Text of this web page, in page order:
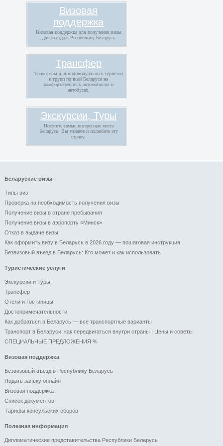
Визовая
поддержка
Визовая поддержка для получения визы
для въезда в Республику Беларусь
Трансфер
Трансферы для индивидуальных туристов
и групп по всей Беларуси на
комфортабельных автомобилях и
автобусах.
Экскурсии, Туры
Посетите самые интересные места
Беларуси. Вы узнаете и полюбите эту
страну.
Беларуские визы
Типы виз
Проверка на необходимость получения визы
Получение визы в стране пребывания
Получение визы в аэропорту «Минск»
Отказ в выдаче визы
Как оформить визу в Беларусь в 2026 году — пошаговая инструкция
Безвизовый въезд в Беларусь: Кто может и как использовать
Туристические услуги
Экскурсии и Туры
Трансфер
Отели и Гоcтиницы
Достопримечательности
Как добраться в Беларусь — все транспортные варианты
Транспорт в Беларуси: как передвигаться внутри страны | Цены и советы
СПЕЦИАЛЬНЫЕ ПРЕДЛОЖЕНИЯ %
Визовая поддержка
Безвизовый въезд в Республику Беларусь
Подать заявку онлайн
Визовая поддержка
Список документов
Тарифы консульских сборов
Полезная информация
Дипломатические представительства Республики Беларусь